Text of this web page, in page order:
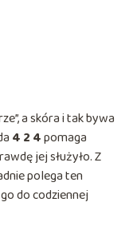
a skóra i tak bywa
4 2 4pomaga
jej służyło. Z
polega ten
do codziennej